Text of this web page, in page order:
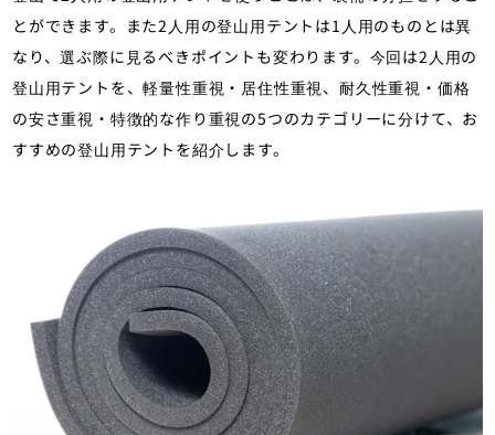
とができます。また2人用の登山用テントは1人用のものとは異
なり、選ぶ際に見るべきポイントも変わります。今回は2人用の
登山用テントを、軽量性重視・居住性重視、耐久性重視・価格
の安さ重視・特徴的な作り重視の5つのカテゴリーに分けて、お
すすめの登山用テントを紹介します。